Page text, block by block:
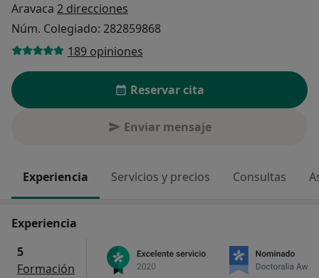
Aravaca 2 direcciones
Núm. Colegiado: 282859868
189 opiniones
Reservar cita
Enviar mensaje
Experiencia Servicios y precios Consultas
Experiencia
5
Formación